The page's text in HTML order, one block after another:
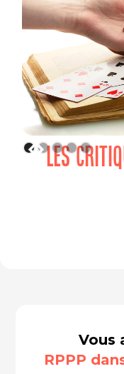
LES
Vous
RPPP